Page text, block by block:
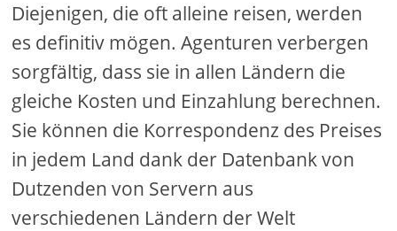
Diejenigen, die oft alleine reisen, werden
es definitiv mögen. Agenturen verbergen
sorgfältig, dass sie in allen Ländern die
gleiche Kosten und Einzahlung berechnen.
Sie können die Korrespondenz des Preises
in jedem Land dank der Datenbank von
Dutzenden von Servern aus
verschiedenen Ländern der Welt